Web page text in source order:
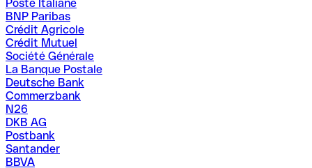
Poste Italiane
BNP Paribas
Crédit Agricole
Crédit Mutuel
Société Générale
La Banque Postale
Deutsche Bank
Commerzbank
N26
DKB AG
Postbank
Santander
BBVA